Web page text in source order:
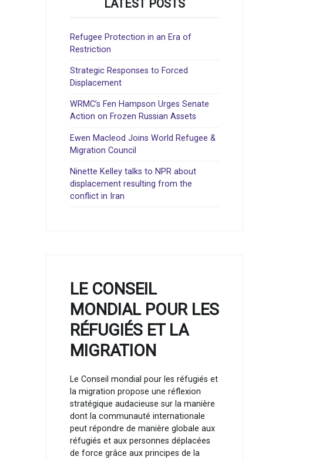
LATEST POSTS
Refugee Protection in an Era of
Restriction
Strategic Responses to Forced
Displacement
WRMC’s Fen Hampson Urges Senate
Action on Frozen Russian Assets
Ewen Macleod Joins World Refugee &
Migration Council
Ninette Kelley talks to NPR about
displacement resulting from the
conflict in Iran
LE CONSEIL
MONDIAL POUR LES
RÉFUGIÉS ET LA
MIGRATION
Le Conseil mondial pour les réfugiés et
la migration propose une réflexion
stratégique audacieuse sur la manière
dont la communauté internationale
peut répondre de manière globale aux
réfugiés et aux personnes déplacées
de force grâce aux principes de la